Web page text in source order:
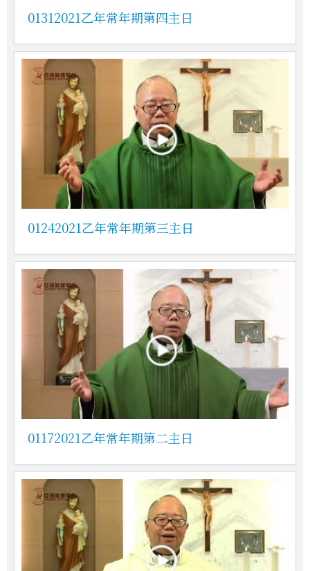
01312021乙年常年期第四主日
01242021乙年常年期第三主日
01172021乙年常年期第二主日